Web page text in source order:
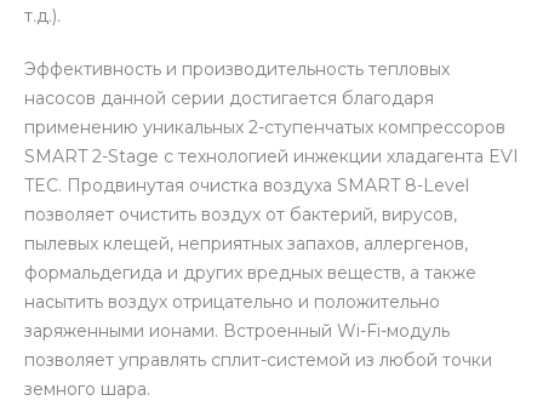
т.д.).
Эффективность и производительность тепловых
насосов данной серии достигается благодаря
применению уникальных 2-ступенчатых компрессоров
SMART 2-Stage с технологией инжекции хладагента EVI
TEC. Продвинутая очистка воздуха SMART 8-Level
позволяет очистить воздух от бактерий, вирусов,
пылевых клещей, неприятных запахов, аллергенов,
формальдегида и других вредных веществ, а также
насытить воздух отрицательно и положительно
заряженными ионами. Встроенный Wi-Fi-модуль
позволяет управлять сплит-системой из любой точки
земного шара.